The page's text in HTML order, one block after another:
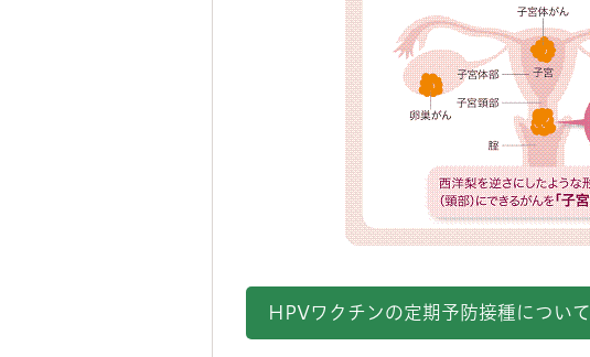
HPVワクチンの定期予防接種について